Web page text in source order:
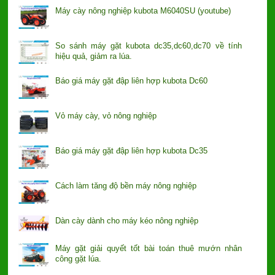
Máy cày nông nghiệp kubota M6040SU (youtube)
So sánh máy gặt kubota dc35,dc60,dc70 về tính
hiệu quả, giảm ra lúa.
Báo giá máy gặt đập liên hợp kubota Dc60
Vỏ máy cày, vỏ nông nghiệp
Báo giá máy gặt đập liên hợp kubota Dc35
Cách làm tăng độ bền máy nông nghiệp
Dàn cày dành cho máy kéo nông nghiệp
Máy gặt giải quyết tốt bài toán thuê mướn nhân
công gặt lúa.